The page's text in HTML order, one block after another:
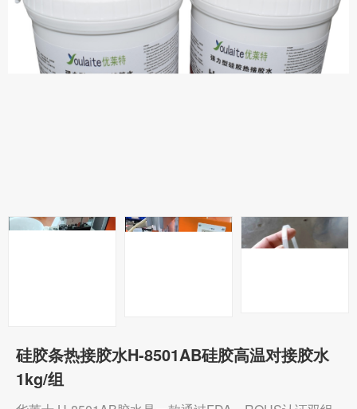
硅胶条热接胶水H-8501AB硅胶高温对接胶水
1kg/组